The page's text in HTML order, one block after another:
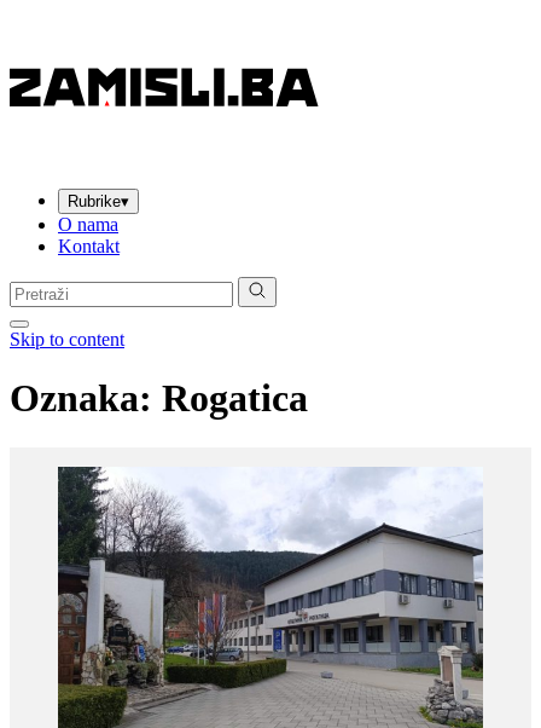
Rubrike▾
O nama
Kontakt
Pretraga:
Skip to content
Oznaka: Rogatica